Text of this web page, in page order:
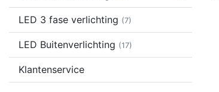
LED 3 fase verlichting (7)
LED Buitenverlichting (17)
Klantenservice